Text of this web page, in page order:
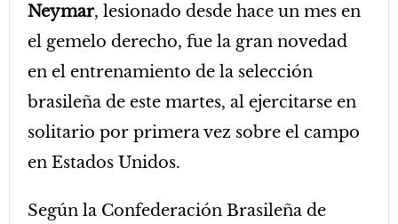
Neymar, lesionado desde hace un mes en
el gemelo derecho, fue la gran novedad
en el entrenamiento de la selección
brasileña de este martes, al ejercitarse en
solitario por primera vez sobre el campo
en Estados Unidos.
Según la Confederación Brasileña de